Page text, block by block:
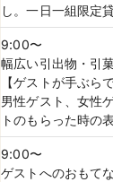
し。一日一組限定
9:00〜
幅広い引出物・引
【ゲストが手ぶら
男性ゲスト、女性
トのもらった時の
9:00〜
ゲストへのおもて